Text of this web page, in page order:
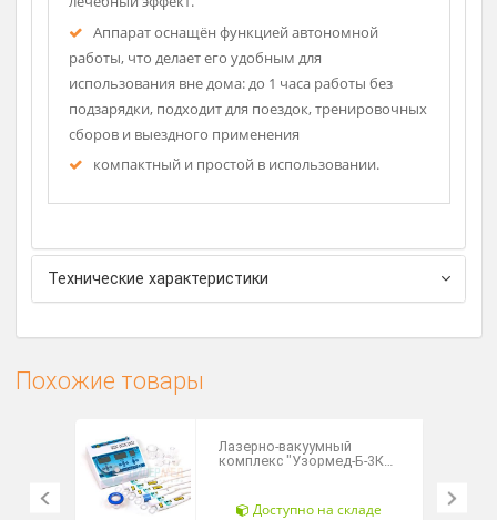
сеанс и эффективно работать сканирующим
методом.
Регулируемая мощность до 60 Вт гибкая
настройка интенсивности под индивидуальные
задачи.
Мультифакторная терапия сочетание
лечебный эффект.
Аппарат оснащён функцией автономной
подзарядки, подходит для поездок, тренировочных
сборов и выездного применения
компактный и простой в использовании.